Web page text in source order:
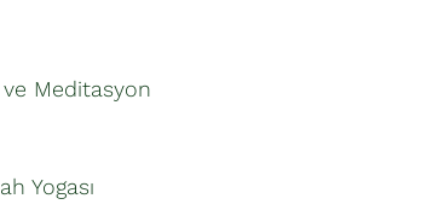
ve Meditasyon
Yogası